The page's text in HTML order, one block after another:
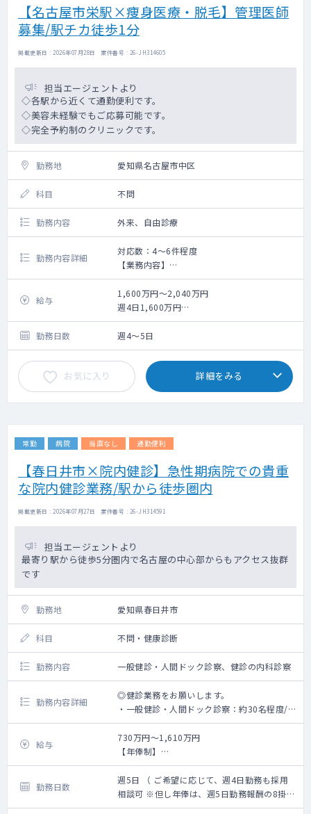
【名古屋市栄駅×痩身医療・脱毛】管理医師
募集/駅チカ徒歩1分
掲載更新日 : 2026年07月28日 案件番号 : 26-JH314605
担当エージェントより
◇各駅から近くて通勤便利です。
◇美容未経験でもご応募可能です。
◇完全予約制のクリニックです。
勤務地 愛知県名古屋市中区
科目 不問
勤務内容 外来、自由診療
勤務内容詳細
対応数：4～6件程度
【業務内容】
痩身医療の問診
給与
1,600万円～2,040万円
週4日1,600万円
週5日2,040万円
※いずれも管理医師手当を含む
勤務日数 週4～5日
お気に入り 詳細をみる
常勤 病院 当直なし 通勤便利
【春日井市×院内健診】急性期病院での貴重
な院内健診業務/駅から徒歩圏内
掲載更新日 : 2026年07月27日 案件番号 : 26-JH314591
担当エージェントより
最寄り駅から徒歩5分圏内で名古屋の中心部からもアクセス抜群
です
勤務地 愛知県春日井市
科目 不問・健康診断
勤務内容 一般健診・人間ドック診察、健診の内科診察
勤務内容詳細
◎健診業務をお願いします。
・一般健診・人間ドック診察：約30名程度/
コマ
・健診の内科診察
※業務内容に婦人科健診及び、読影は含まれ
ません
※業務内容に、乳房触診は含まれておりませ
ん。
給与
730万円～1,610万円
【年俸制】
週5日勤務：730～1,610万(ご経験6年～30年
の場合)
＜モデル給与＞
※ご経験6年目の場合730万円、ご経験10年目
勤務日数
週5日 （ ご希望に応じて、週4日勤務も採用
相談可 ※但し年俸は、週5日勤務報酬の8掛計
算となります ）